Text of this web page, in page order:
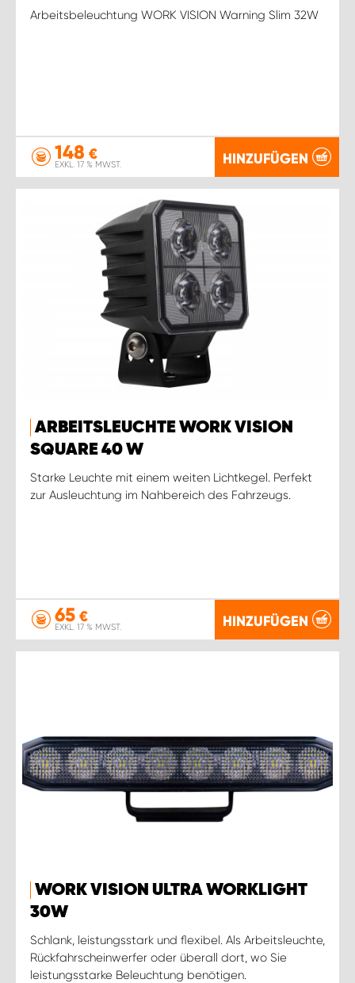
Arbeitsbeleuchtung WORK VISION Warning Slim 32W
148 €
EXKL. 17 % MWST. HINZUFÜGEN
ARBEITSLEUCHTE WORK VISION
SQUARE 40 W
Starke Leuchte mit einem weiten Lichtkegel. Perfekt
zur Ausleuchtung im Nahbereich des Fahrzeugs.
65 €
EXKL. 17 % MWST. HINZUFÜGEN
WORK VISION ULTRA WORKLIGHT
30W
Schlank, leistungsstark und flexibel. Als Arbeitsleuchte,
Rückfahrscheinwerfer oder überall dort, wo Sie
leistungsstarke Beleuchtung benötigen.